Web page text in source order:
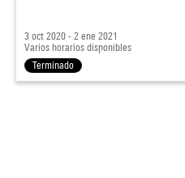
3 oct 2020 - 2 ene 2021
Varios horarios disponibles
Terminado